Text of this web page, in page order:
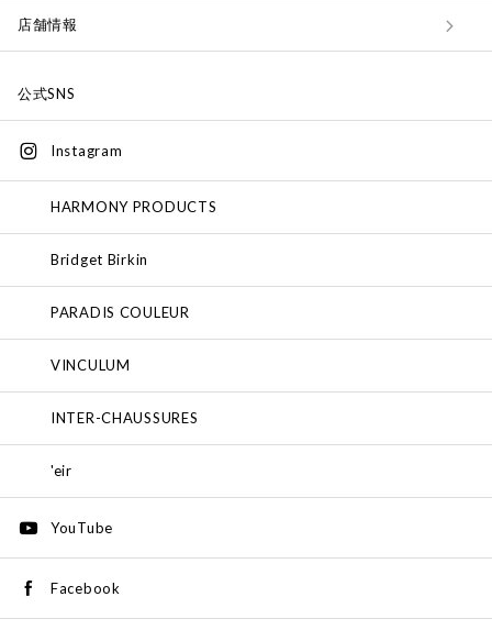
店舗情報
公式SNS
Instagram
HARMONY PRODUCTS
Bridget Birkin
PARADIS COULEUR
VINCULUM
INTER-CHAUSSURES
'eir
YouTube
Facebook